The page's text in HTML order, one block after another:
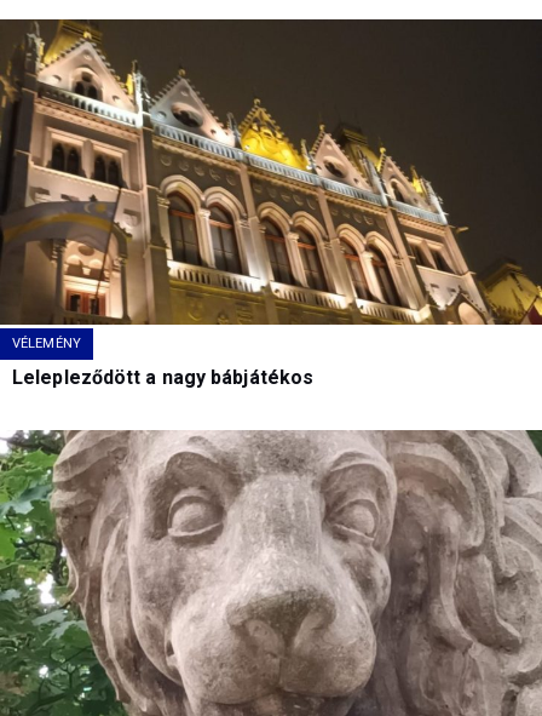
VÉLEMÉNY
Lelepleződött a nagy bábjátékos